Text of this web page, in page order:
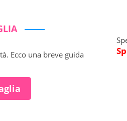
Ecco una breve guida